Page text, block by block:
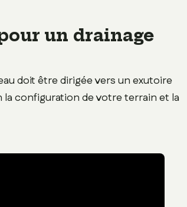
un drainage
doit être dirigée vers un exutoire
configuration de votre terrain et la